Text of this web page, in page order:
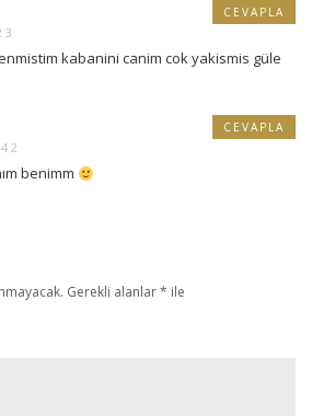
kabanini canim cok yakismis güle
CEVAPLA
benimm
CEVAPLA
Gerekli alanlar* ile